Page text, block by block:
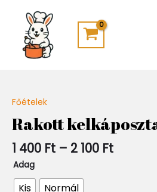
content
Főételek
Rakott
1 400 Ft – 2 100 Ft
400 Ft
-
2
Adag
Kis Normál